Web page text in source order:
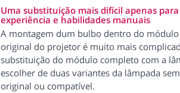
Uma substituição mais difícil apenas para
experiência e habilidades manuais
A montagem dum bulbo dentro do
original do projetor é muito mais
substituição do módulo completo com a
escolher de duas variantes da lâmpada
original ou compatível.